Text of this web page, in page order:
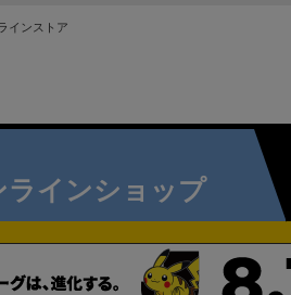
インストア
インショップ